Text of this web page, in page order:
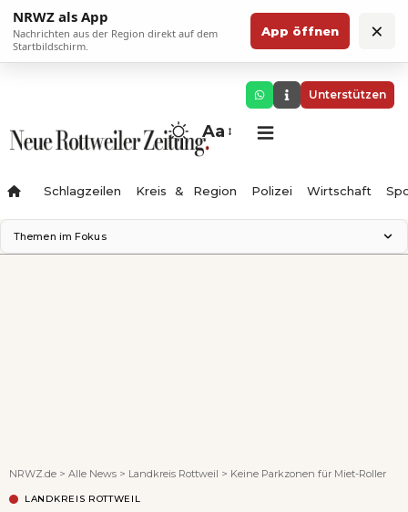
NRWZ als App
Nachrichten aus der Region direkt auf dem
Startbildschirm.
App öffnen ×
Unterstützen
Aa
Schlagzeilen Kreis & Region Polizei Wirtschaft
Themen im Fokus
NRWZ.de > Alle News > Landkreis Rottweil > Keine Parkzonen für Miet-Roller
LANDKREIS ROTTWEIL